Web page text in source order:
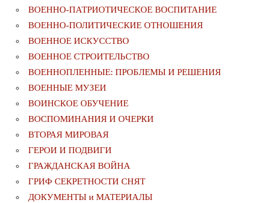
ВОЕННО-ПАТРИОТИЧЕСКОЕ ВОСПИТАНИЕ
ВОЕННО-ПОЛИТИЧЕСКИE ОТНОШЕНИЯ
ВОЕННОЕ ИСКУССТВО
ВОЕННОЕ СТРОИТЕЛЬСТВО
ВОЕННОПЛЕННЫЕ: ПРОБЛЕМЫ И РЕШЕНИЯ
ВОЕННЫЕ МУЗЕИ
ВОИНСКОЕ ОБУЧЕНИЕ
ВОСПОМИНАНИЯ И ОЧЕРКИ
ВТОРАЯ МИРОВАЯ
ГЕРОИ И ПОДВИГИ
ГРАЖДАНСКАЯ ВОЙНА
ГРИФ СЕКРЕТНОСТИ СНЯТ
ДОКУМЕНТЫ и МАТЕРИАЛЫ